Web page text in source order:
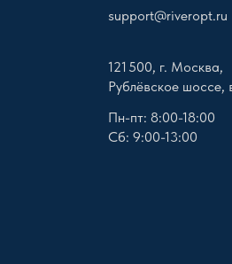
support@riveropt.ru
121 500, г. Москва,
Рублёвское шоссе,
Пн-пт: 8:00-18:00
Сб: 9:00-13:00